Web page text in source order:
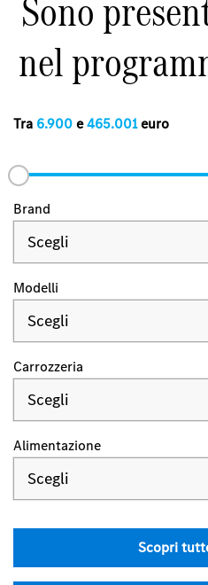
Sono
nel
Tra 6.900e465.001euro
Brand
Scegli
Modelli
Scegli
Carrozzeria
Scegli
Alimentazione
Scegli
Scopri